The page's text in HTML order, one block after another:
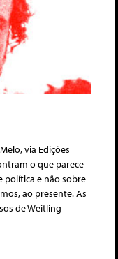
via Edições
o que parece
política e não sobre
ao presente. As
de Weitling